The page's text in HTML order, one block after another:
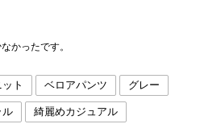
かったです。
ット ベロアパンツ グレー
ル 綺麗めカジュアル